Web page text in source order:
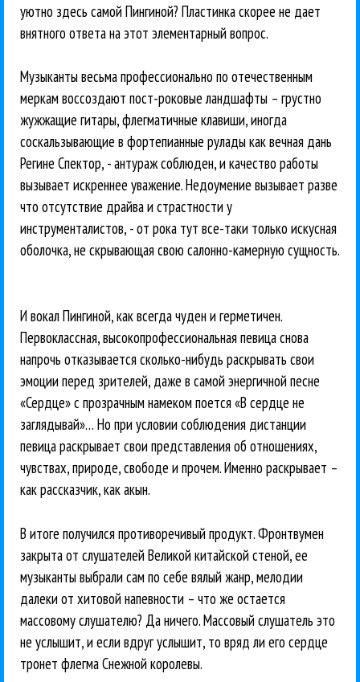
уютно здесь самой Пингиной? Пластинка скорее не дает
внятного ответа на этот элементарный вопрос.
Музыканты весьма профессионально по отечественным
меркам воссоздают пост-роковые ландшафты – грустно
жужжащие гитары, флегматичные клавиши, иногда
соскальзывающие в фортепианные рулады как вечная дань
Регине Спектор, - антураж соблюден, и качество работы
вызывает искреннее уважение. Недоумение вызывает разве
что отсутствие драйва и страстности у
инструменталистов, - от рока тут все-таки только искусная
оболочка, не скрывающая свою салонно-камерную сущность.
И вокал Пингиной, как всегда чуден и герметичен.
Первоклассная, высокопрофессиональная певица снова
напрочь отказывается сколько-нибудь раскрывать свои
эмоции перед зрителей, даже в самой энергичной песне
«Сердце» с прозрачным намеком поется «В сердце не
заглядывай»… Но при условии соблюдения дистанции
певица раскрывает свои представления об отношениях,
чувствах, природе, свободе и прочем. Именно раскрывает –
как рассказчик, как акын.
В итоге получился противоречивый продукт. Фронтвумен
закрыта от слушателей Великой китайской стеной, ее
музыканты выбрали сам по себе вялый жанр, мелодии
далеки от хитовой напевности – что же остается
массовому слушателю? Да ничего. Массовый слушатель это
не услышит, и если вдруг услышит, то вряд ли его сердце
тронет флегма Снежной королевы.